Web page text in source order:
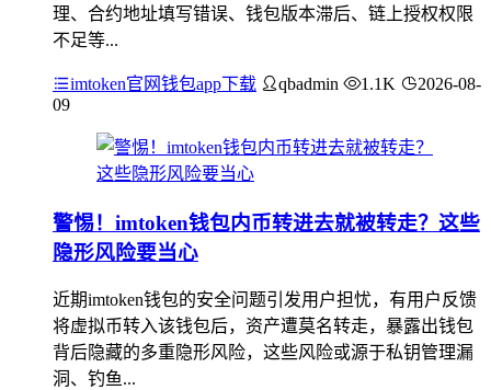
理、合约地址填写错误、钱包版本滞后、链上授权权限
不足等...
imtoken官网钱包app下载 qbadmin 1.1K
2026-08-
09
警惕！imtoken钱包内币转进去就被转走？这些
隐形风险要当心
近期imtoken钱包的安全问题引发用户担忧，有用户反馈
将虚拟币转入该钱包后，资产遭莫名转走，暴露出钱包
背后隐藏的多重隐形风险，这些风险或源于私钥管理漏
洞、钓鱼...